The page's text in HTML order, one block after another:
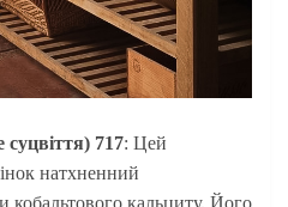
717: Цей
натхненний